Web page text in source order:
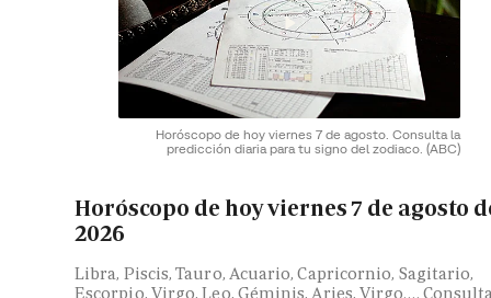
Horóscopo de hoy viernes 7 de agosto. Consulta la
predicción diaria para tu signo del zodiaco. (ABC)
Horóscopo de hoy viernes 7 de agosto
2026
Libra, Piscis, Tauro, Acuario, Capricornio, Sagitario,
Escorpio, Virgo, Leo, Géminis, Aries, Virgo….